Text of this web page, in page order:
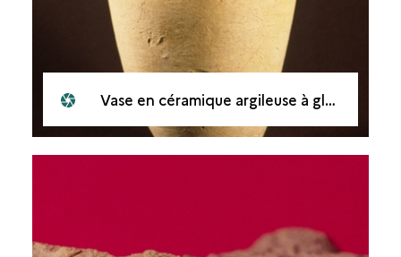
Vase en céramique argileuse à glaçure